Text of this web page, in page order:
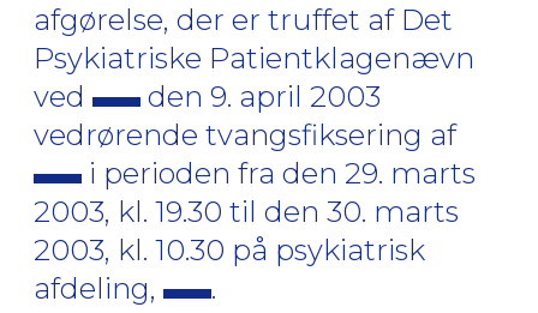
afgørelse, der er truffet af Det
Psykiatriske Patientklagenævn
ved
den 9. april 2003
vedrørende tvangsfiksering af
i perioden fra den 29. marts
2003, kl. 19.30 til den 30. marts
2003, kl. 10.30 på psykiatrisk
afdeling,
.